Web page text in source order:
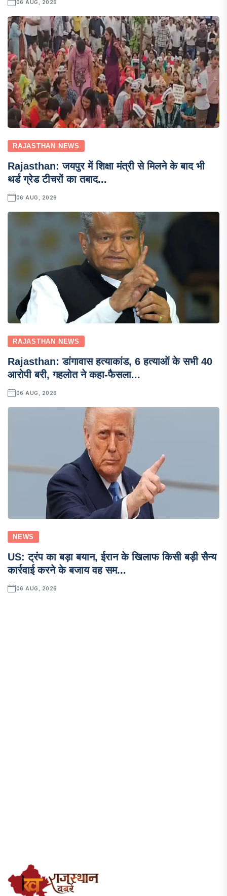
06 AUG, 2026
RAJASTHAN NEWS
Rajasthan: जयपुर में शिक्षा मंत्री से मिलने के बाद भी
थर्ड ग्रेड टीचरों का तबाद...
06 AUG, 2026
RAJASTHAN NEWS
Rajasthan: डांगावास हत्याकांड, 6 हत्याओं के सभी 40
आरोपी बरी, गहलोत ने कहा-फैसला...
06 AUG, 2026
NEWS
US: ट्रंप का बड़ा बयान, ईरान के खिलाफ किसी बड़ी सैन्य
कार्रवाई करने के बजाय वह सम...
06 AUG, 2026